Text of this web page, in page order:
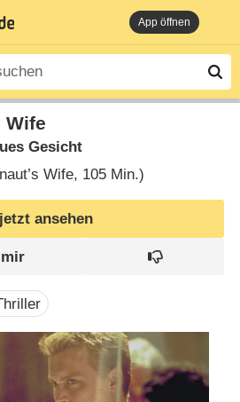
App öffnen
Wife
Gesicht
Wife‎, 105 Min.)
jetzt ansehen